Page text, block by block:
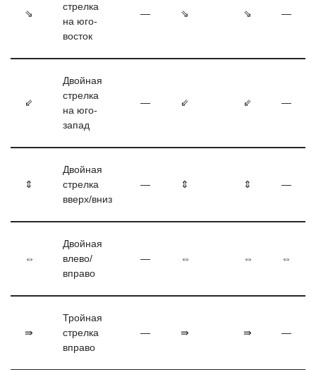
⇘
стрелка
на юго-
восток
— ⇘ ⇘ —
⇙
Двойная
стрелка
на юго-
запад
— ⇙ ⇙ —
⇕
Двойная
стрелка
вверх/вниз
— ⇕ ⇕ —
⇔
Двойная
влево/
вправо
— ⇔ ⇔ ⇔
⇛
Тройная
стрелка
вправо
— ⇛ ⇛ —